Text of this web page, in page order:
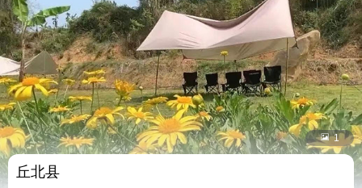
 1
丘北县
